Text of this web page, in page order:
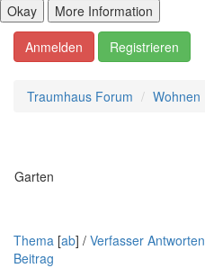
Anmelden Registrieren
Traumhaus Forum Wohnen
Garten
Thema [ab] / Verfasser Antworten
Beitrag